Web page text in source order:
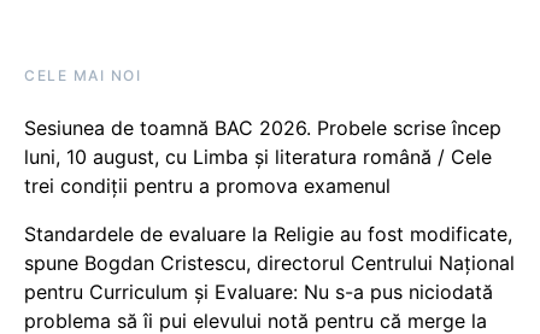
CELE MAI NOI
Sesiunea de toamnă BAC 2026. Probele scrise încep
luni, 10 august, cu Limba și literatura română / Cele
trei condiții pentru a promova examenul
Standardele de evaluare la Religie au fost modificate,
spune Bogdan Cristescu, directorul Centrului Național
pentru Curriculum și Evaluare: Nu s-a pus niciodată
problema să îi pui elevului notă pentru că merge la